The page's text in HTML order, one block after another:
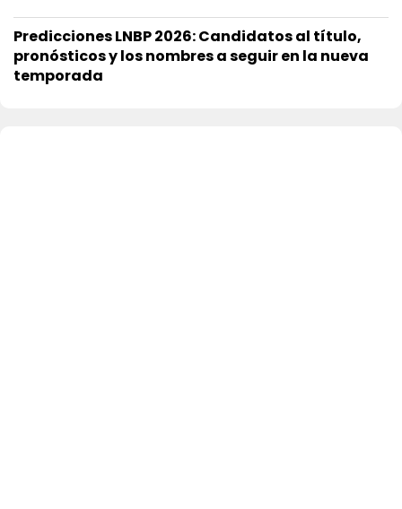
Predicciones LNBP 2026: Candidatos al título,
pronósticos y los nombres a seguir en la nueva
temporada